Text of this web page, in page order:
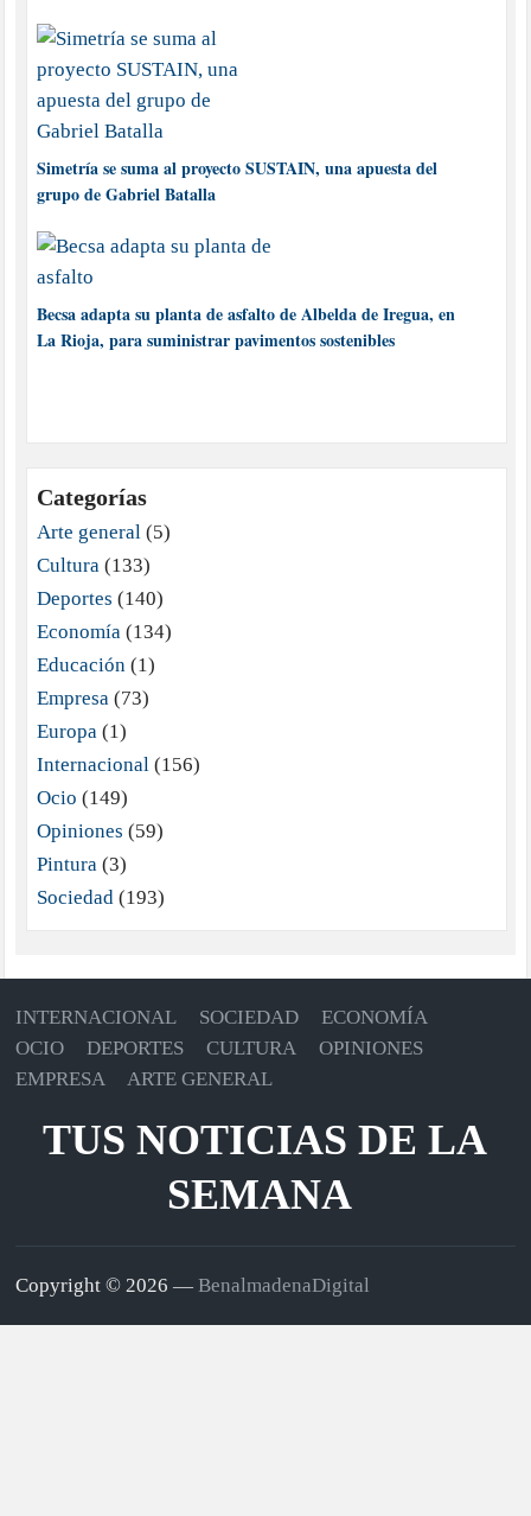
Simetría se suma al proyecto SUSTAIN, una apuesta del
grupo de Gabriel Batalla
Becsa adapta su planta de asfalto de Albelda de Iregua, en
La Rioja, para suministrar pavimentos sostenibles
Categorías
Arte general(5)
Cultura(133)
Deportes (140)
Economía(134)
Educación(1)
Empresa(73)
Europa(1)
Internacional(156)
Ocio (149)
Opiniones (59)
Pintura(3)
Sociedad(193)
INTERNACIONAL SOCIEDAD
ECONOMÍA
OCIO
DEPORTES CULTURA
OPINIONES
EMPRESA
ARTE GENERAL
TUS NOTICIAS DE LA
SEMANA
Copyright © 2026 —BenalmadenaDigital